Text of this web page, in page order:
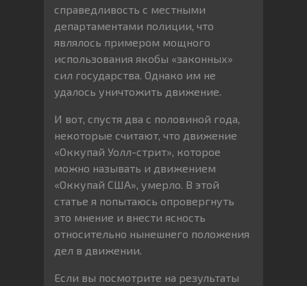
справедливость с местными
департаментами полиции, что
являлось примером мощного
использования якобы «законных»
сил государства. Однако им не
удалось уничтожить движение.
И вот, спустя два с половиной года,
некоторые считают, что движение
«Оккупай Уолл-стрит», которое
можно называть и движением
«Оккупай США», умерло. В этой
статье я попытаюсь опровергнуть
это мнение и внести ясность
относительно нынешнего положения
дел в движении.
Если вы посмотрите на результаты